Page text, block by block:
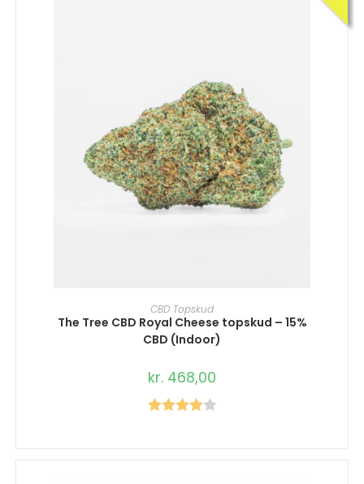
VÆLG MULIGHEDER
CBD Topskud
The Tree CBD Royal Cheese topskud – 15%
CBD (Indoor)
kr. 468,00